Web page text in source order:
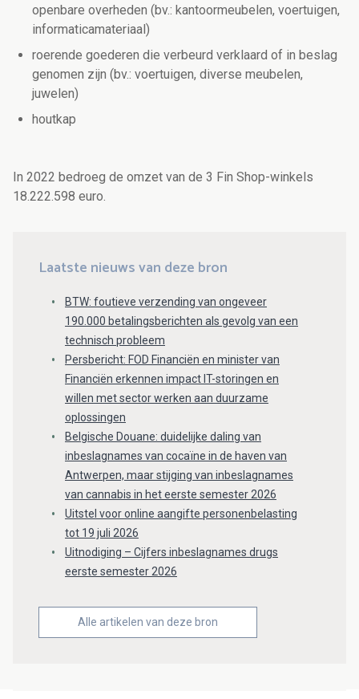
openbare overheden (bv.: kantoormeubelen, voertuigen,
informaticamateriaal)
roerende goederen die verbeurd verklaard of in beslag
genomen zijn (bv.: voertuigen, diverse meubelen,
juwelen)
houtkap
In 2022 bedroeg de omzet van de 3 Fin Shop-winkels
18.222.598 euro.
Laatste nieuws van deze bron
BTW: foutieve verzending van ongeveer
190.000 betalingsberichten als gevolg van een
technisch probleem
Persbericht: FOD Financiën en minister van
Financiën erkennen impact IT-storingen en
willen met sector werken aan duurzame
oplossingen
Belgische Douane: duidelijke daling van
inbeslagnames van cocaïne in de haven van
Antwerpen, maar stijging van inbeslagnames
van cannabis in het eerste semester 2026
Uitstel voor online aangifte personenbelasting
tot 19 juli 2026
Uitnodiging – Cijfers inbeslagnames drugs
eerste semester 2026
Alle artikelen van deze bron